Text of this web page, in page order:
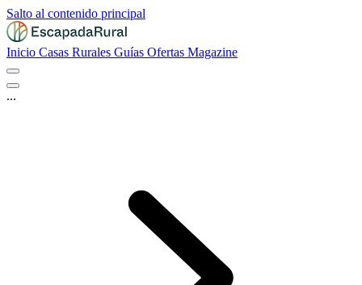
Salto al contenido principal
Inicio Casas Rurales Guías Ofertas Magazine
...